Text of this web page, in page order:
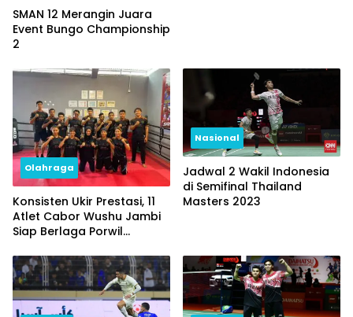
SMAN 12 Merangin Juara
Event Bungo Championship
2
Olahraga
Konsisten Ukir Prestasi, 11
Atlet Cabor Wushu Jambi
Siap Berlaga Porwil
Nasional
Jadwal 2 Wakil Indonesia
di Semifinal Thailand
Masters 2023